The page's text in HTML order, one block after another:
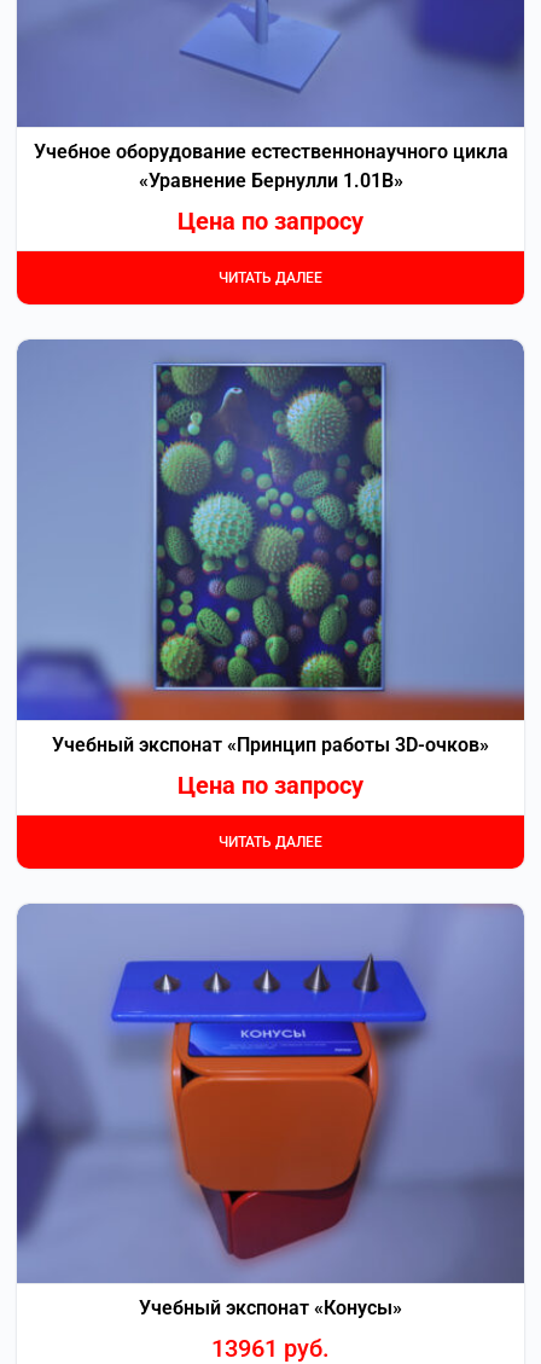
Учебное оборудование естественнонаучного цикла
«Уравнение Бернулли 1.01В»
Цена по запросу
ЧИТАТЬ ДАЛЕЕ
Учебный экспонат «Принцип работы 3D-очков»
Цена по запросу
ЧИТАТЬ ДАЛЕЕ
Учебный экспонат «Конусы»
13961 руб.